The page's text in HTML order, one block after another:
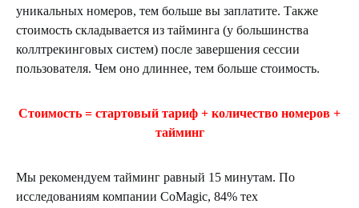
уникальных номеров, тем больше вы заплатите. Также
стоимость складывается из тайминга (у большинства
коллтрекинговых систем) после завершения сессии
пользователя. Чем оно длиннее, тем больше стоимость.
Стоимость = стартовый тариф + количество номеров +
тайминг
Мы рекомендуем тайминг равный 15 минутам. По
исследованиям компании CoMagic, 84% тех